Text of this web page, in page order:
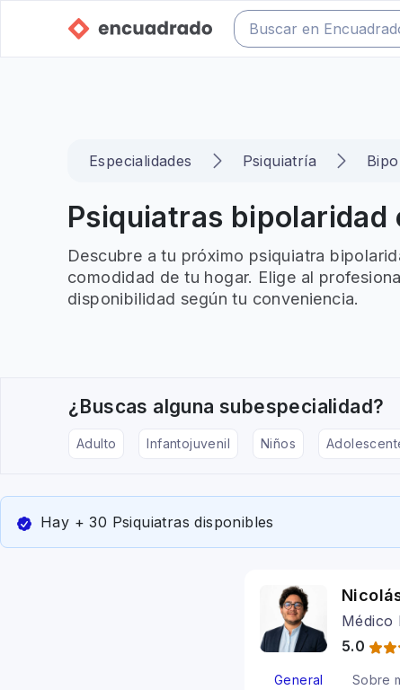
Especialidades Psiquiatría
Psiquiatras bipolaridad
Descubre a tu próximo psiquiatra
comodidad de tu hogar. Elige al
disponibilidad según tu conveniencia.
¿Buscas alguna subespecialidad?
Adulto Infantojuvenil Niños
Hay + 30 Psiquiatras disponibles
Médico
5.0
General Sobre